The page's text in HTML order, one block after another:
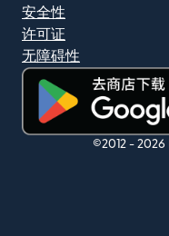
安全性
许可证
无障碍性
（在新窗口中打开）
©2012 - 2026